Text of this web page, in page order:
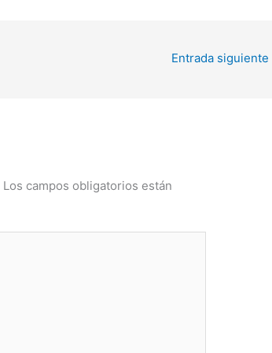
Entrada siguiente
Los campos obligatorios están